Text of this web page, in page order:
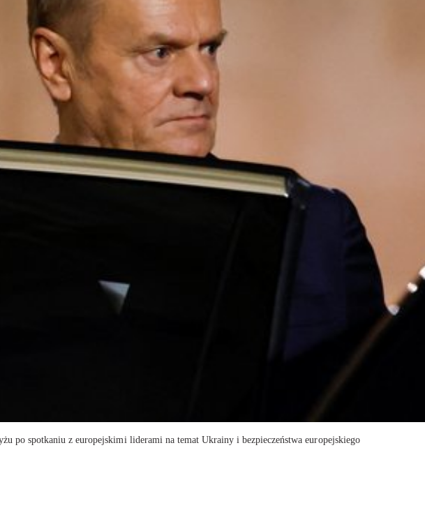
po spotkaniu z europejskimi liderami na temat Ukrainy i bezpieczeństwa europejskiego